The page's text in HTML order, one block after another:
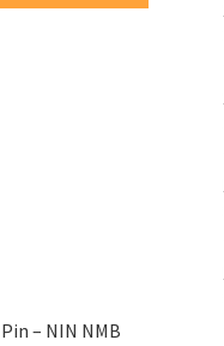
Pin – NIN NMB